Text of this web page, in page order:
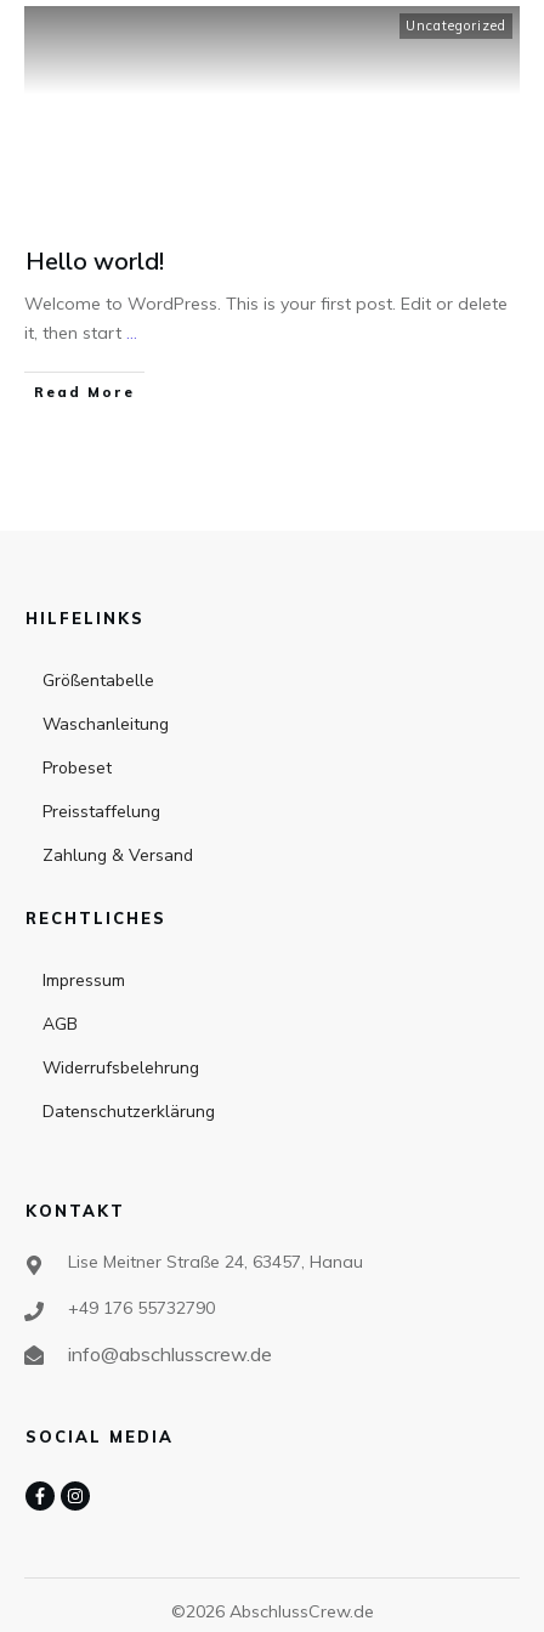
Uncategorized
Hello world!
Welcome to WordPress. This is your first post. Edit or delete
it, then start ...
Read More
HILFELINKS
Größentabelle
Waschanleitung
Probeset
Preisstaffelung
Zahlung & Versand
RECHTLICHES
Impressum
AGB
Widerrufsbelehrung
Datenschutzerklärung
KONTAKT
Lise Meitner Straße 24, 63457, Hanau
+49 176 55732790
info@abschlusscrew.de
SOCIAL MEDIA
©2026 AbschlussCrew.de